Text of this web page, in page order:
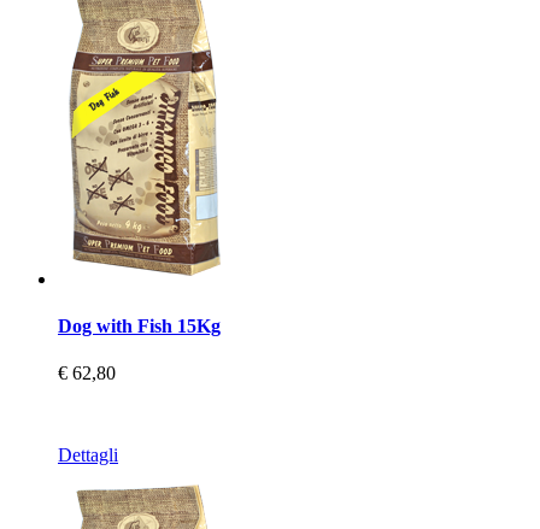
Dog with Fish 15Kg
€ 62,80
Dettagli